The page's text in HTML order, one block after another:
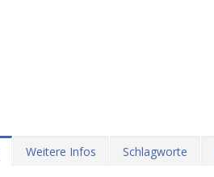
Weitere Infos Schlagworte